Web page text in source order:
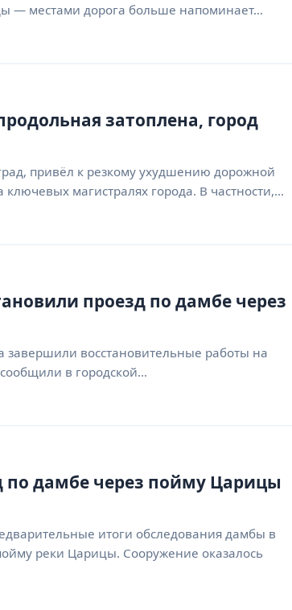
— местами дорога больше напоминает…
затоплена, город
привёл к резкому ухудшению дорожной
магистралях города. В частности,…
проезд по дамбе через
завершили восстановительные работы на
в городской…
по дамбе через пойму Царицы
итоги обследования дамбы в
реки Царицы. Сооружение оказалось